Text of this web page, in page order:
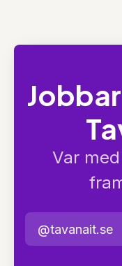
Var
@tavanait.se